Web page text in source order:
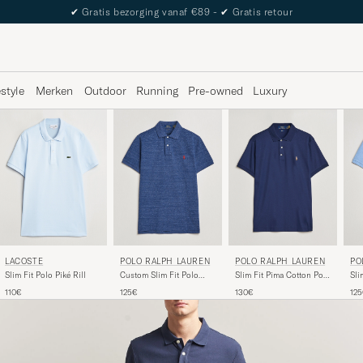
The Care of Carl Passport
Merken Outdoor Running Pre-owned Luxury
LACOSTE
Slim Fit Polo Piké Rill
110€
POLO RALPH LAUREN
Custom Slim Fit Polo
125€
POLO RALPH LAUREN
Slim Fit Pima Cotton Polo
130€